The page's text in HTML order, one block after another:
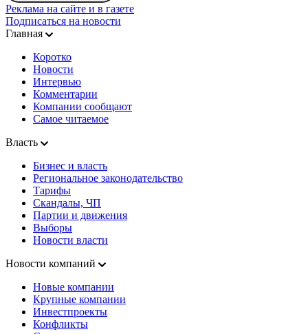
Реклама на сайте и в газете
Подписаться на новости
Главная
Коротко
Новости
Интервью
Комментарии
Компании сообщают
Самое читаемое
Власть
Бизнес и власть
Региональное законодательство
Тарифы
Скандалы, ЧП
Партии и движения
Выборы
Новости власти
Новости компаний
Новые компании
Крупные компании
Инвестпроекты
Конфликты